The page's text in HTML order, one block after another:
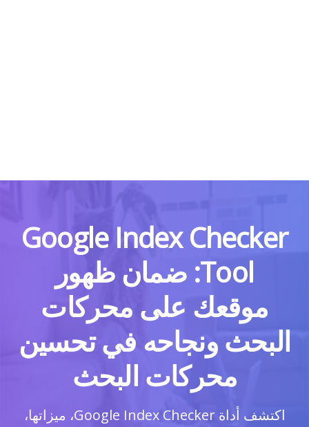
Google Index Checker
Tool: ضمان ظهور
موقعك على محركات
البحث ونجاحه في تحسين
محركات البحث
اكتشف أداة Google Index Checker، ميزاتها،